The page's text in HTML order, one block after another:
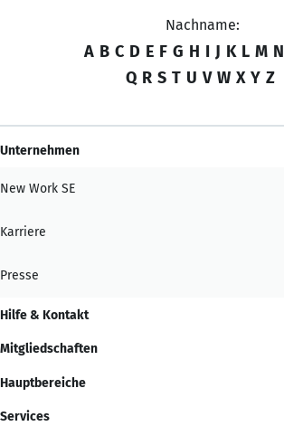
Nachname:
A B C D E F G H I J K L M N
Q R S T U V W X Y Z
Unternehmen
New Work SE
Karriere
Presse
Hilfe & Kontakt
Mitgliedschaften
Hauptbereiche
Services